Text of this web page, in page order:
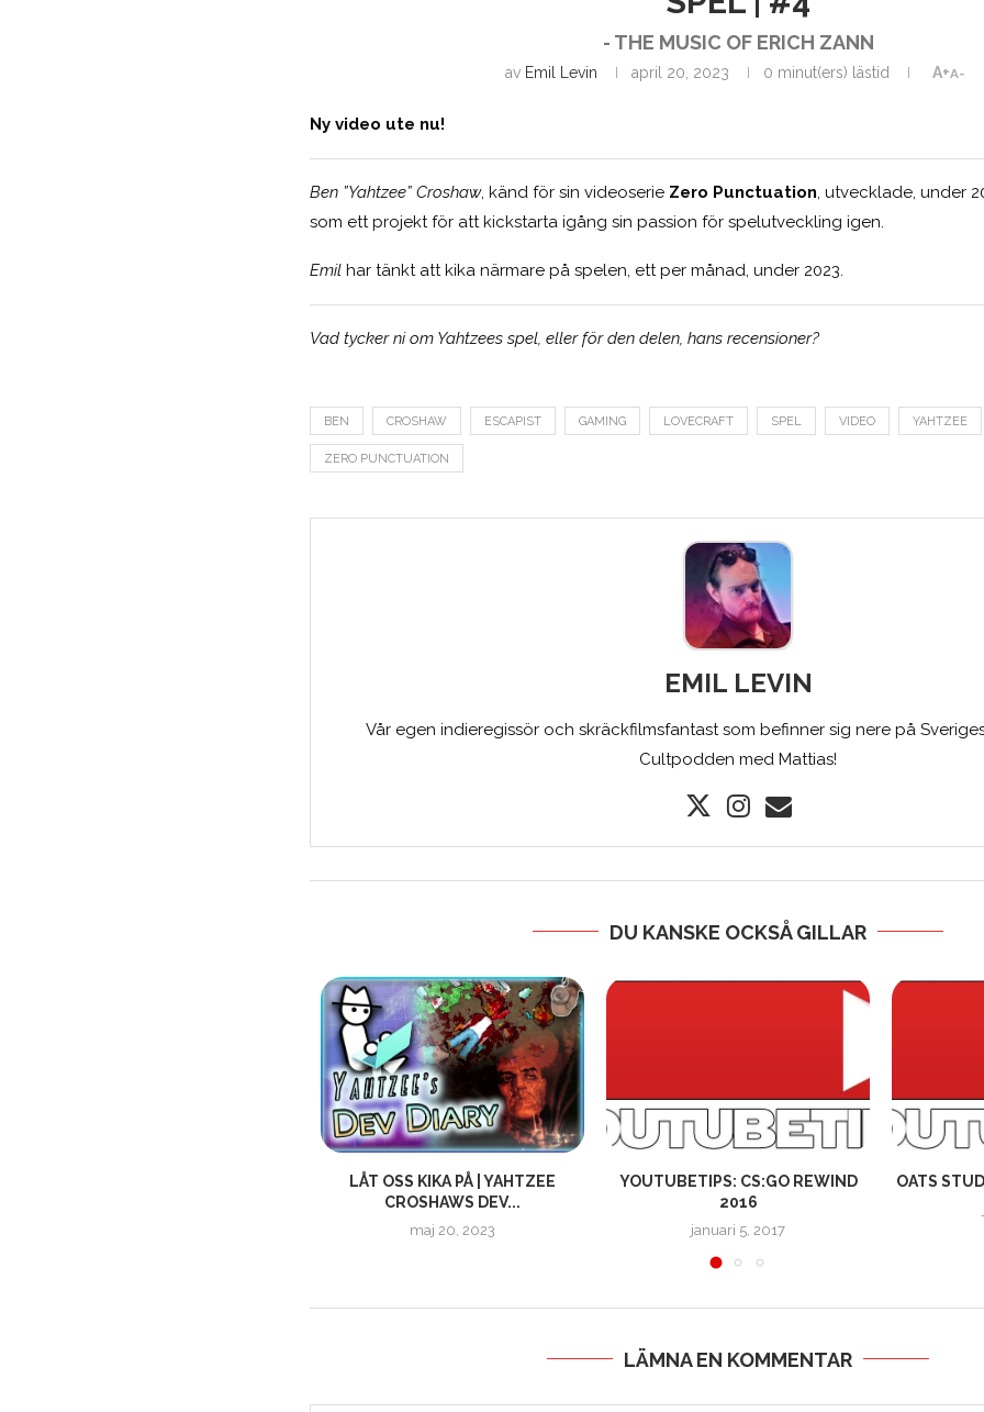
- THE MUSIC OF ERICH ZANN
av Emil Levin april 20, 2023 0 minut(ers) lästid A+A-
Ny video ute nu!
Ben ”Yahtzee” Croshaw, känd för sin videoserie Zero Punctuation, utvecklade, under
som ett projekt för att kickstarta igång sin passion för spelutveckling igen.
Emil har tänkt att kika närmare på spelen, ett per månad, under 2023.
Vad tycker ni om Yahtzees spel, eller för den delen, hans recensioner?
BEN CROSHAW ESCAPIST GAMING LOVECRAFT SPEL VIDEO YAHTZEE
ZERO PUNCTUATION
EMIL LEVIN
Vår egen indieregissör och skräckfilmsfantast som befinner sig nere på
Cultpodden med Mattias!
DU KANSKE OCKSÅ GILLAR
LÅT OSS KIKA PÅ | YAHTZEE
CROSHAWS DEV...
maj 20, 2023
YOUTUBETIPS: CS:GO REWIND
2016
januari 5, 2017
OATS
LÄMNA EN KOMMENTAR